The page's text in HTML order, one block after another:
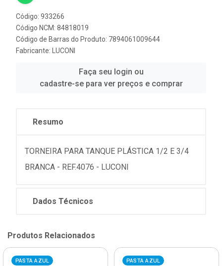
Código: 933266
Código NCM: 84818019
Código de Barras do Produto: 7894061009644
Fabricante:
LUCONI
Faça seu login ou
cadastre-se para ver preços e comprar
Resumo
TORNEIRA PARA TANQUE PLÁSTICA 1/2 E 3/4
BRANCA - REF.4076 - LUCONI
Dados Técnicos
Produtos Relacionados
PASTA AZUL PASTA AZUL